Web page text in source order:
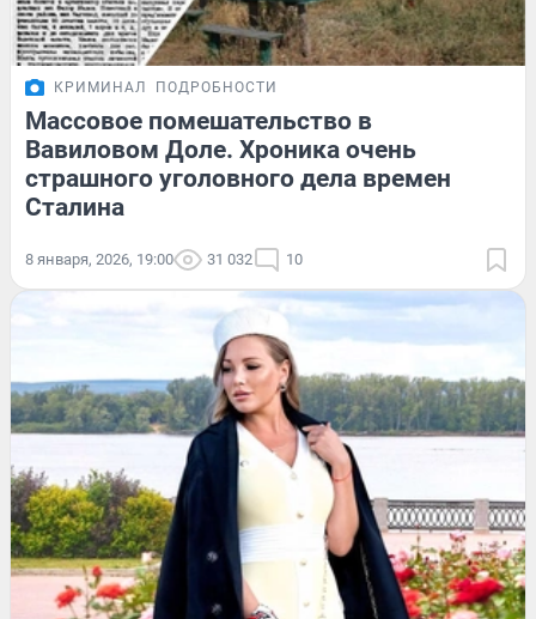
КРИМИНАЛ ПОДРОБНОСТИ
Массовое помешательство в
Вавиловом Доле. Хроника очень
страшного уголовного дела времен
Сталина
8 января, 2026, 19:00 31 032 10